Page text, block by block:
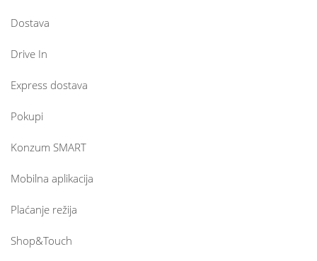
Dostava
Drive In
Express dostava
Pokupi
Konzum SMART
Mobilna aplikacija
Plaćanje režija
Shop&Touch